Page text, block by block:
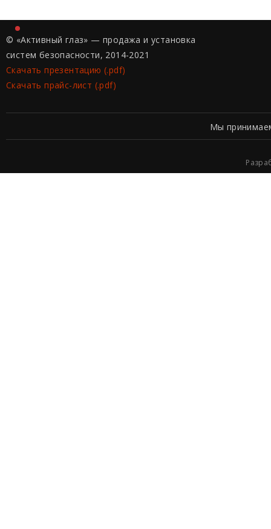
© «Активный глаз» — продажа и установка
систем безопасности, 2014-2021
Скачать презентацию (.pdf)
Скачать прайс-лист (.pdf)
Мы